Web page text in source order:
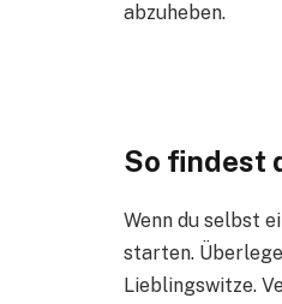
abzuheben.
So findest
Wenn du selbst
starten.
Lieblingswitze.